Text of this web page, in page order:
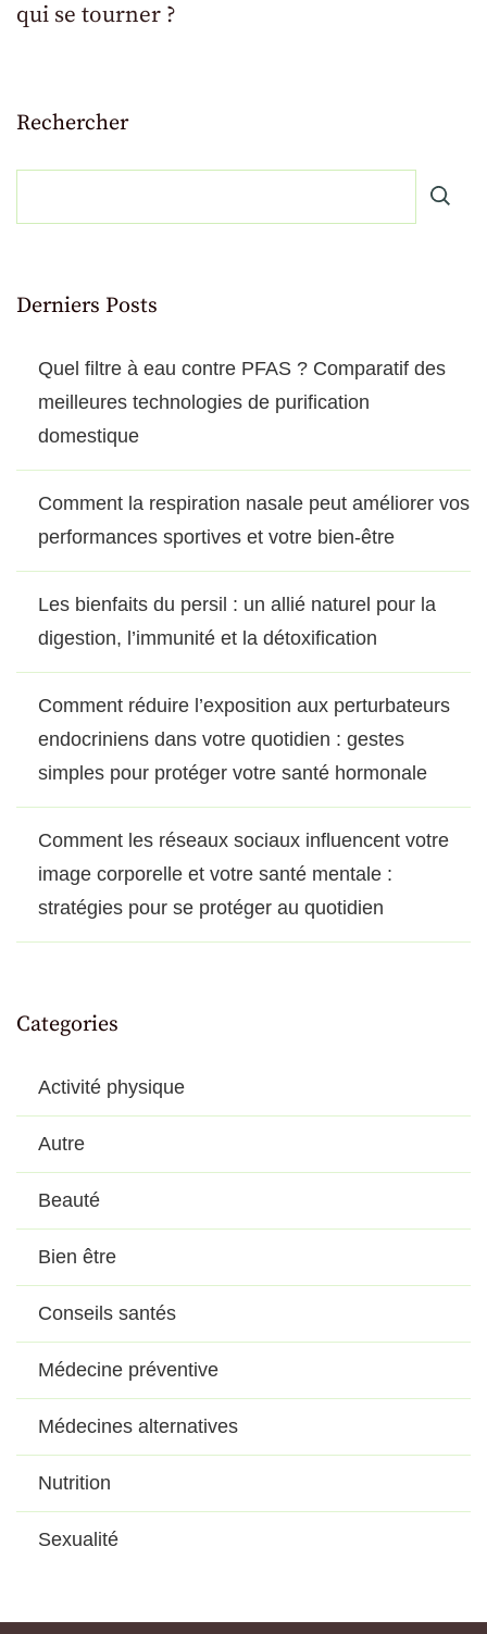
qui se tourner ?
Rechercher
Derniers Posts
Quel filtre à eau contre PFAS ? Comparatif des
meilleures technologies de purification
domestique
Comment la respiration nasale peut améliorer vos
performances sportives et votre bien-être
Les bienfaits du persil : un allié naturel pour la
digestion, l’immunité et la détoxification
Comment réduire l’exposition aux perturbateurs
endocriniens dans votre quotidien : gestes
simples pour protéger votre santé hormonale
Comment les réseaux sociaux influencent votre
image corporelle et votre santé mentale :
stratégies pour se protéger au quotidien
Categories
Activité physique
Autre
Beauté
Bien être
Conseils santés
Médecine préventive
Médecines alternatives
Nutrition
Sexualité